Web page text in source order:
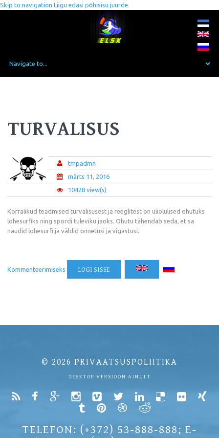
Skip to navigation Liigu edasi põhisisu juurde
TURVALISUS
tmpadmn
märts 11, 2016
10428 view(s)
Korralikud teadmised turvalisusest ja reeglitest on üliolulised ohutuks
lohesurfiks ning spordi tuleviku jaoks. Ohutu tähendab seda, et sa
naudid lohesurfi ja väldid õnnetusi ja vigastusi.
Kommenteerimiseks LOGI SISSE
© 2026 PRIVAATSUSPOLIITIKA
DESKTOP VERSIOON AINULT
TELEFON: (+372) 53-888-888; E-